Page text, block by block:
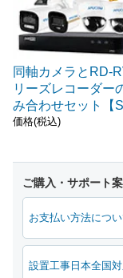
同軸カメラとRD-
リーズレコーダー
み合わせセット【
586】
価格(税込)
お支払い方法につ
設置工事日本全国